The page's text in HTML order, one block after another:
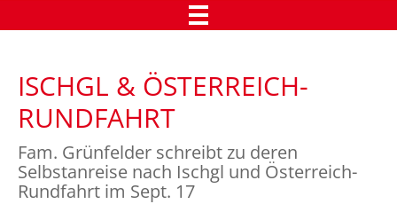
Das Chalet Dietrich in Telfs
Comfort Appartements
Kundenmeinungen
Qualitätszertifikate
ISCHGL & ÖSTERREICH-
RUNDFAHRT
Fam. Grünfelder schreibt zu deren
Selbstanreise nach Ischgl und Österreich-
Rundfahrt im Sept. 17